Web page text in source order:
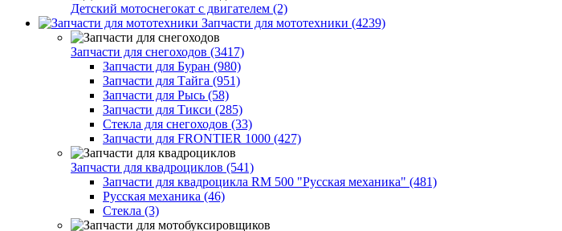
Детский мотоснегокат с двигателем (2)
Запчасти для мототехники (4239)
Запчасти для снегоходов (3417)
Запчасти для Буран (980)
Запчасти для Тайга (951)
Запчасти для Рысь (58)
Запчасти для Тикси (285)
Стекла для снегоходов (33)
Запчасти для FRONTIER 1000 (427)
Запчасти для квадроциклов (541)
Запчасти для квадроцикла RM 500 "Русская механика" (481)
Русская механика (46)
Стекла (3)